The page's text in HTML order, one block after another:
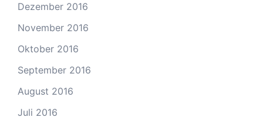
Dezember 2016
November 2016
Oktober 2016
September 2016
August 2016
Juli 2016